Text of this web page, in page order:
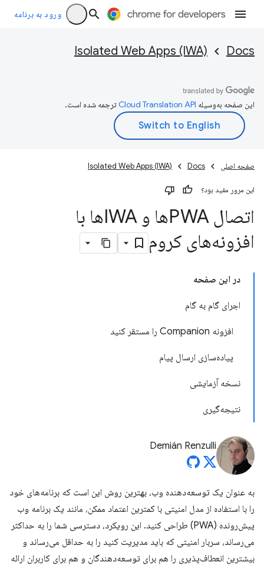
ورود به برنامه
Docs
Isolated Web Apps (IWA)
این صفحه به‌وسیله ترجمه شده است.
صفحه اصلی Docs
Isolated Web Apps (IWA)
این مرور مفید بود؟
اتصال PWAها و IWAها با
افزونه‌های کروم
در این صفحه
اجرای گام به گام
افزونه Companion را مستقر کنید
پیاده‌سازی ارسال پیام
نسخه آزمایشی
نتیجه‌گیری
Demián Renzulli
به عنوان یک توسعه‌دهنده وب، بهترین روش این است که برنامه‌های خود
را با استفاده از مدل امنیتی با کمترین اعتماد ممکن، مانند یک برنامه وب
پیش‌رونده (PWA) طراحی کنید. این رویکرد، دسترسی شما را به حداکثر
می‌رساند، سربار امنیتی که باید مدیریت کنید را به حداقل می‌رساند و
بیشترین انعطاف‌پذیری را هم برای توسعه‌دهندگان و هم برای کاربران ارائه